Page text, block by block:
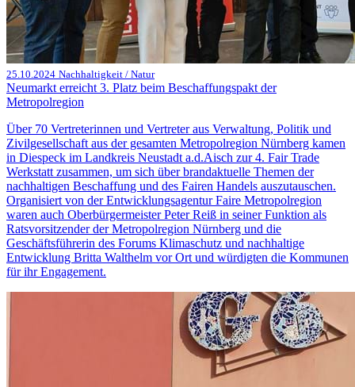
25.10.2024 Nachhaltigkeit / Natur
Neumarkt erreicht 3. Platz beim Beschaffungspakt der
Metropolregion
Über 70 Vertreterinnen und Vertreter aus Verwaltung, Politik und
Zivilgesellschaft aus der gesamten Metropolregion Nürnberg kamen
in Diespeck im Landkreis Neustadt a.d.Aisch zur 4. Fair Trade
Werkstatt zusammen, um sich über brandaktuelle Themen der
nachhaltigen Beschaffung und des Fairen Handels auszutauschen.
Organisiert von der Entwicklungsagentur Faire Metropolregion
waren auch Oberbürgermeister Peter Reiß in seiner Funktion als
Ratsvorsitzender der Metropolregion Nürnberg und die
Geschäftsführerin des Forums Klimaschutz und nachhaltige
Entwicklung Britta Walthelm vor Ort und würdigten die Kommunen
für ihr Engagement.